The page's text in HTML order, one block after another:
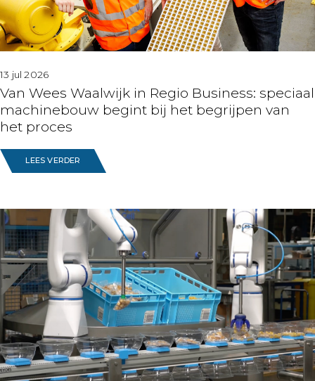
13 jul 2026
Van Wees Waalwijk in Regio Business: speciaal
machinebouw begint bij het begrijpen van
het proces
LEES VERDER